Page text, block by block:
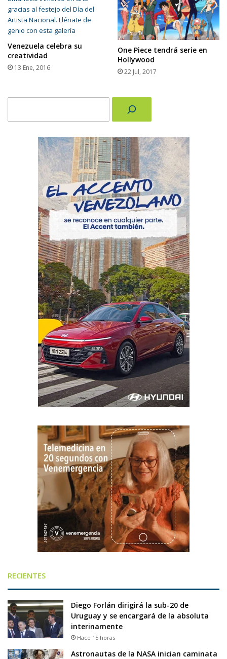
Venezuela celebra su
creatividad
13 Ene, 2016
One Piece tendrá serie en
Hollywood
22 Jul, 2017
RECIENTES
Diego Forlán dirigirá la sub-20 de
Uruguay y se encargará de la absoluta
interinamente
Hace 15 horas
Astronautas de la NASA inician caminata